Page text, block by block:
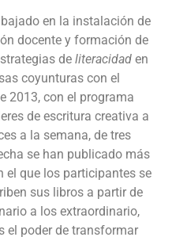
en la instalación de
docente y formación de
de literacidad en
as coyunturas con el
2013, con el programa
de escritura creativa a
a la semana, de tres
se han publicado más
el que los participantes se
sus libros a partir de
a los extraordinario,
el poder de transformar